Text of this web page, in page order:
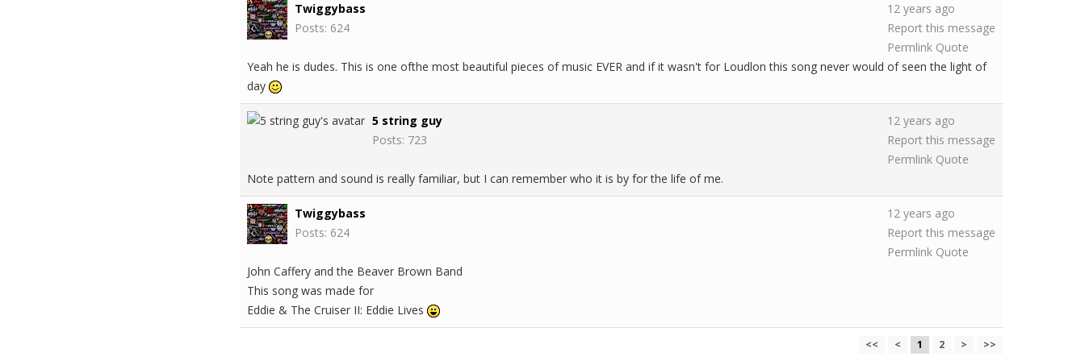
Twiggybass
Posts: 624
12 years ago
Report this message
Permlink Quote
Yeah he is dudes. This is one ofthe most beautiful pieces of music EVER and if it wasn't for Loudlon this song never would of seen the light of
day
5 string guy
Posts: 723
12 years ago
Report this message
Permlink Quote
Note pattern and sound is really familiar, but I can remember who it is by for the life of me.
Twiggybass
Posts: 624
12 years ago
Report this message
Permlink Quote
John Caffery and the Beaver Brown Band
This song was made for
Eddie & The Cruiser II: Eddie Lives
<< < 1 2 > >>